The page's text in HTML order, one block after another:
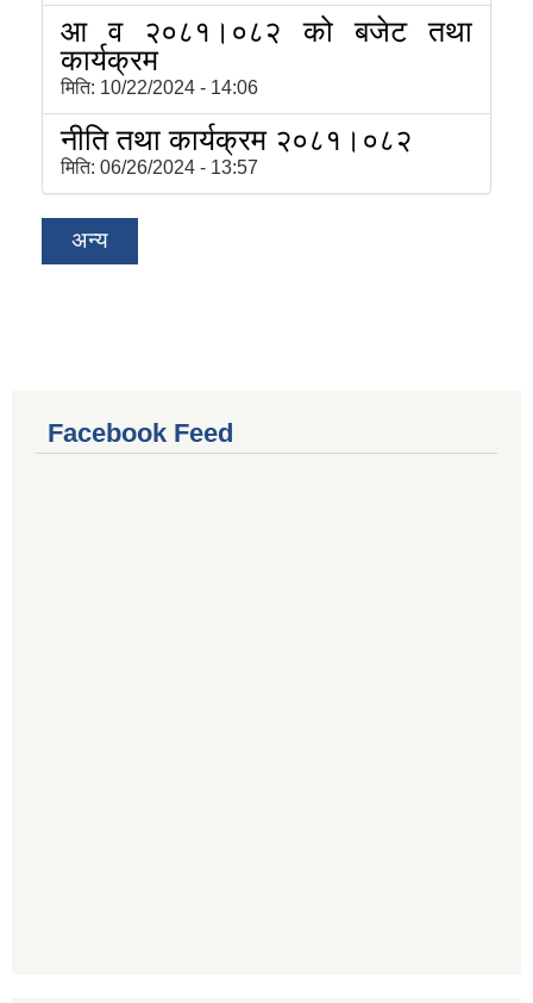
आ व २०८१।०८२ को बजेट तथा
कार्यक्रम
मिति: 10/22/2024 - 14:06
नीति तथा कार्यक्रम २०८१।०८२
मिति: 06/26/2024 - 13:57
अन्य
Facebook Feed